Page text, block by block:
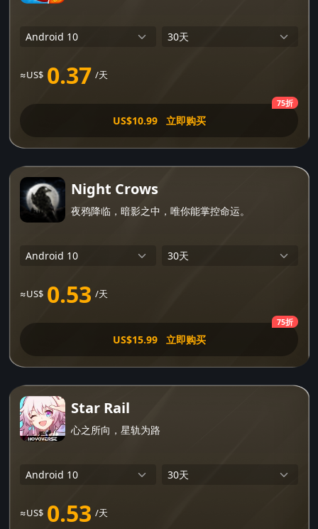
≈US$ 0.37 /天
US$10.99 立即购买
75折
Night Crows
夜鸦降临，暗影之中，唯你能掌控命运。
≈US$ 0.53 /天
US$15.99 立即购买
75折
Star Rail
心之所向，星轨为路
≈US$ 0.53 /天